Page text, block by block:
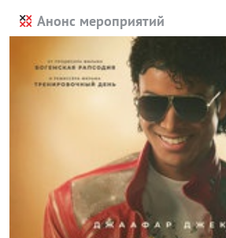
Анонс мероприятий